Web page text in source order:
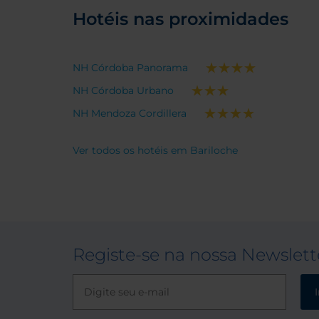
Hotéis nas proximidades
NH Córdoba Panorama
NH Córdoba Urbano
NH Mendoza Cordillera
Ver todos os hotéis em Bariloche
Registe-se na nossa